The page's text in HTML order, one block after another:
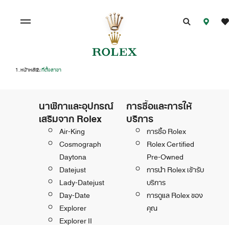
หน้าหลัก/ที่ตั้งสาขา
นาฬิกาและอุปกรณ์
เสริมจาก Rolex
Air-King
Cosmograph
Daytona
Datejust
Lady-Datejust
Day-Date
Explorer
Explorer II
การซื้อและการให้
บริการ
การซื้อ Rolex
Rolex Certified
Pre-Owned
การนำ Rolex เข้ารับ
บริการ
การดูแล Rolex ของ
คุณ